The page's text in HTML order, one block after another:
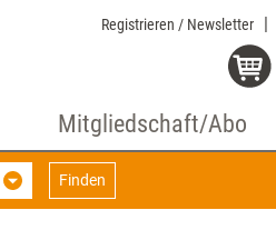
Registrieren / Newsletter
Mitgliedschaft/Abo
Finden